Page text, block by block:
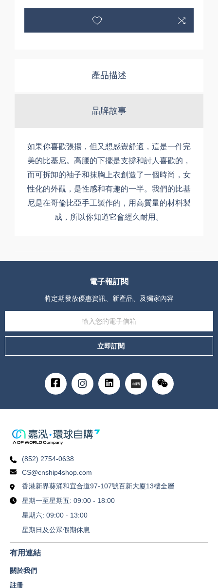
產品描述
品牌故事
如果你喜歡張揚，但又想感覺舒適，這是一件完
美的比基尼。高腰的下擺是支撐和討人喜歡的，
而可拆卸的袖子和抹胸上衣創造了一個時尚，女
性化的外觀，是性感和有趣的一半。我們的比基
尼是在哥倫比亞手工製作的，用高質量的材料製
成，所以你知道它會經久耐用。
電子報訂閱
將定期發放優惠資訊、新產品、及獨家內容
立即訂閱
(852) 2754-0638
CS@cnship4shop.com
香港新界葵涌和宜合道97-107號百新大廈13樓全層
星期一至星期五: 09:00 - 18:00
星期六: 09:00 - 13:00
星期日及公眾假期休息
有用連結
關於我們
註冊